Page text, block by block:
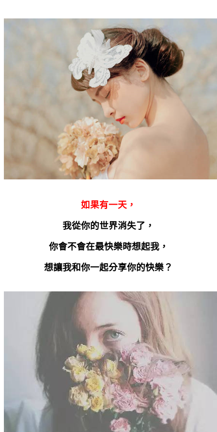
如果有一天，
我從你的世界消失了，
你會不會在最快樂時想起我，
想讓我和你一起分享你的快樂？